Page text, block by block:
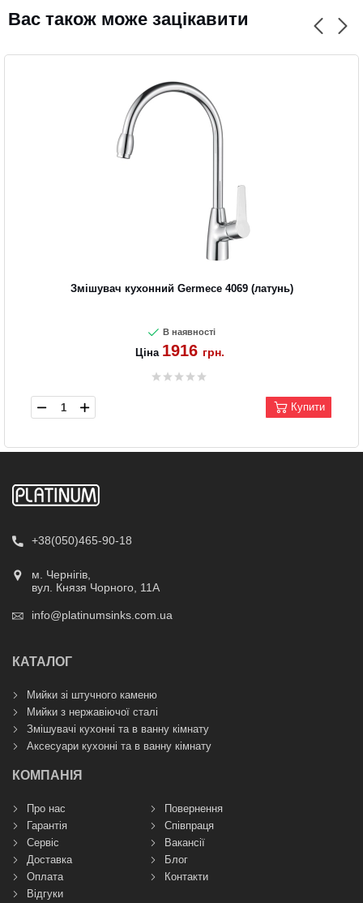
Вас також може зацікавити
Змішувач кухонний Germece 4069 (латунь)
В наявності
Ціна 1916 грн.
Купити
+38(050)465-90-18
м. Чернігів,
вул. Князя Чорного, 11А
info@platinumsinks.com.ua
КАТАЛОГ
Мийки зі штучного каменю
Мийки з нержавіючої сталі
Змішувачі кухонні та в ванну кімнату
Аксесуари кухонні та в ванну кімнату
КОМПАНІЯ
Про нас
Гарантія
Сервіс
Доставка
Оплата
Повернення
Співпраця
Вакансії
Блог
Контакти
Відгуки